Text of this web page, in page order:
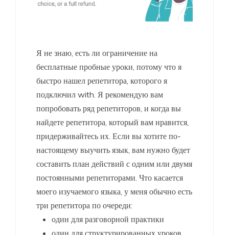
Я не знаю, есть ли ограничение на
бесплатные пробные уроки, потому что я
быстро нашел репетитора, которого я
подключил with. Я рекомендую вам
попробовать ряд репетиторов, и когда вы
найдете репетитора, который вам нравится,
придерживайтесь их. Если вы хотите по-
настоящему выучить язык, вам нужно будет
составить план действий с одним или двумя
постоянными репетиторами. Что касается
моего изучаемого языка, у меня обычно есть
три репетитора по очереди:
один для разговорной практики